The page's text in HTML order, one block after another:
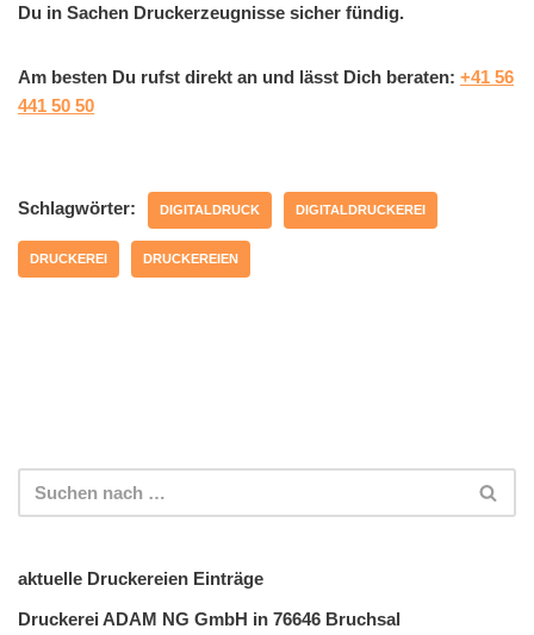
Du in Sachen Druckerzeugnisse sicher fündig.
Am besten Du rufst direkt an und lässt Dich beraten: +41 56
441 50 50
Schlagwörter: DIGITALDRUCK DIGITALDRUCKEREI
DRUCKEREI DRUCKEREIEN
aktuelle Druckereien Einträge
Druckerei ADAM NG GmbH in 76646 Bruchsal